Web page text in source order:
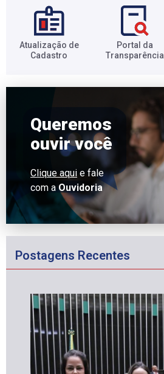
Atualização de
Cadastro​
Portal da
Transparência​
Queremos
ouvir você
Clique aqui e fale
com a Ouvidoria
Postagens Recentes